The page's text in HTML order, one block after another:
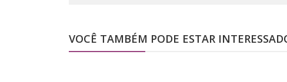
VOCÊ TAMBÉM PODE ESTAR